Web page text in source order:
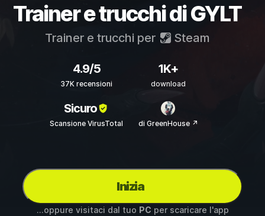
Trainer e trucchi di GYLT
Trainer e trucchi per Steam
4.9/5
37K recensioni
1K+
download
Sicuro
Scansione VirusTotal di GreenHouse ↗
Inizia
...oppure visitaci dal tuo PC per scaricare l'app